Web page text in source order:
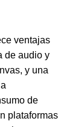
ventajas
de audio y
y una
de
plataformas